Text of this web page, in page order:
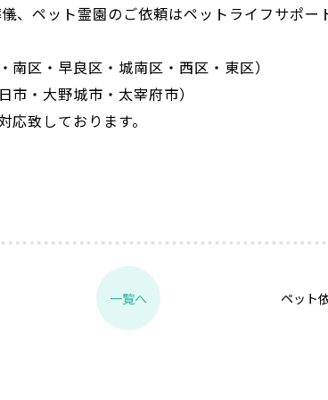
、ペット霊園のご依頼はペットライフサポー
南区・早良区・城南区・西区・東区）
・大野城市・太宰府市）
致しております。
一覧へ ペット